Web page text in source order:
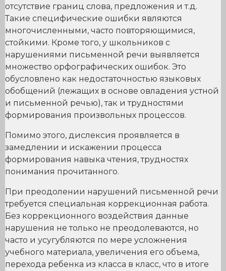
отсутствие границ слова, предложения и т.д.
Такие специфические ошибки являются
многочисленными, часто повторяющимися,
стойкими. Кроме того, у школьников с
нарушениями письменной речи выявляется
множество орфографических ошибок. Это
обусловлено как недостаточностью языковых
обобщений (лежащих в основе овладения устной
и письменной речью), так и трудностями
формирования произвольных процессов.
Помимо этого, дислексия проявляется в
замедлении и искажении процесса
формирования навыка чтения, трудностях
понимания прочитанного.
При преодолении нарушений письменной речи
требуется специальная коррекционная работа.
Без коррекционного воздействия данные
нарушения не только не преодолеваются, но
часто и усугубляются по мере усложнения
учебного материала, увеличения его объема,
перехода ребенка из класса в класс, что в итоге